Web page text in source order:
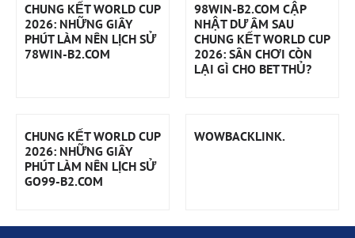
CHUNG KẾT WORLD CUP
2026: NHỮNG GIÂY
PHÚT LÀM NÊN LỊCH SỬ
78WIN-B2.COM
98WIN-B2.COM CẬP
NHẬT DƯ ÂM SAU
CHUNG KẾT WORLD CUP
2026: SÂN CHƠI CÒN
LẠI GÌ CHO BET THỦ?
CHUNG KẾT WORLD CUP
2026: NHỮNG GIÂY
PHÚT LÀM NÊN LỊCH SỬ
GO99-B2.COM
WOWBACKLINK.